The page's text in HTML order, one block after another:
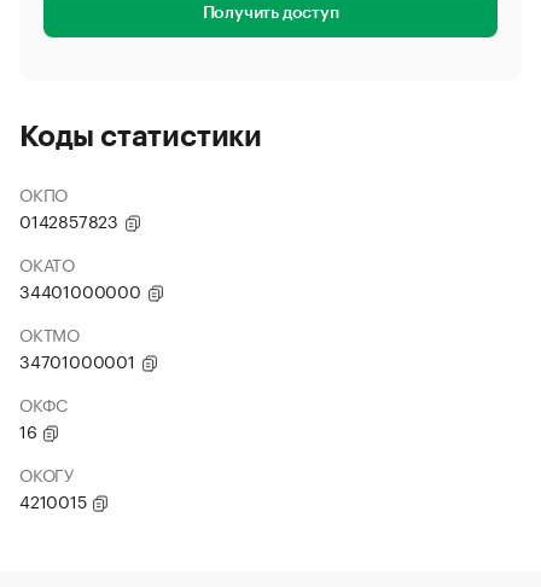
Получить доступ
Коды статистики
ОКПО
0142857823
ОКАТО
34401000000
ОКТМО
34701000001
ОКФС
16
ОКОГУ
4210015